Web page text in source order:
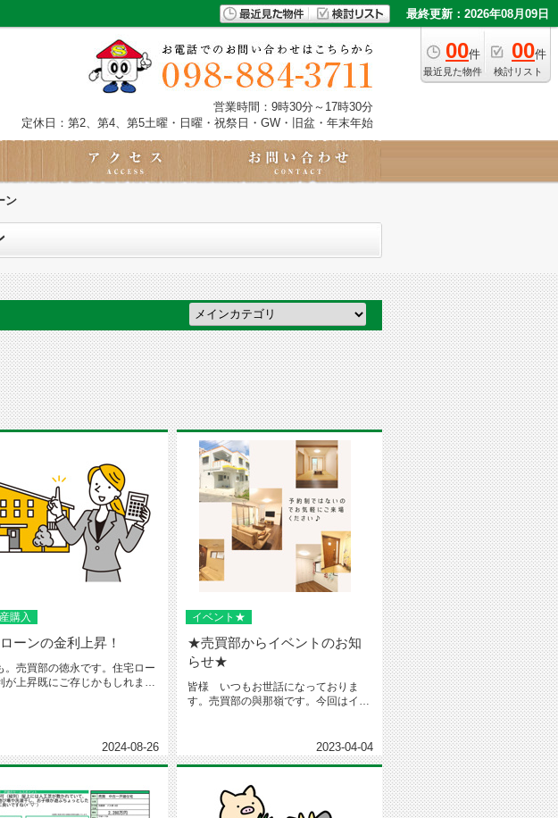
最終更新：2026年08月09日
00件
最近見た物件
00件
検討リスト
営業時間：9時30分～17時30分
定休日：第2、第4、第5土曜・日曜・祝祭日・GW・旧盆・年末年始
ン
購入
ーンの金利上昇！
。売買部の徳永です。住宅ロー
が上昇既にご存じかもしれませ
2024-08-26
イベント★
★売買部からイベントのお知
らせ★
皆様 いつもお世話になっておりま
す。売買部の與那嶺です。今回はイベ
2023-04-04